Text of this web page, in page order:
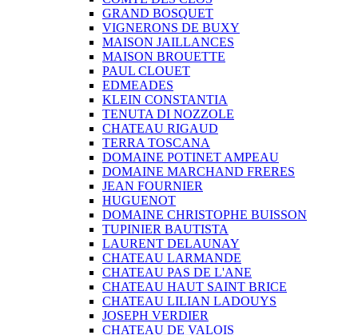
GRAND BOSQUET
VIGNERONS DE BUXY
MAISON JAILLANCES
MAISON BROUETTE
PAUL CLOUET
EDMEADES
KLEIN CONSTANTIA
TENUTA DI NOZZOLE
CHATEAU RIGAUD
TERRA TOSCANA
DOMAINE POTINET AMPEAU
DOMAINE MARCHAND FRERES
JEAN FOURNIER
HUGUENOT
DOMAINE CHRISTOPHE BUISSON
TUPINIER BAUTISTA
LAURENT DELAUNAY
CHATEAU LARMANDE
CHATEAU PAS DE L'ANE
CHATEAU HAUT SAINT BRICE
CHATEAU LILIAN LADOUYS
JOSEPH VERDIER
CHATEAU DE VALOIS